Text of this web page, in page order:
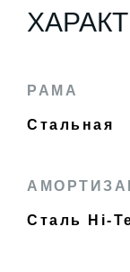
РАМА
Стальная
Сталь Hi-